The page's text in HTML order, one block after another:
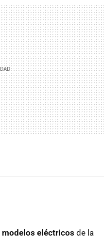
MAIL
modelos eléctricos de la